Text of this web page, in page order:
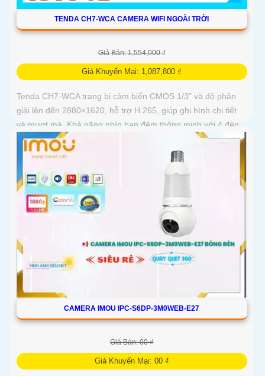
TENDA CH7-WCA CAMERA WIFI NGOÀI TRỜI
Giá Bán: 1,554,000 ₫
Giá Khuyến Mại: 1,087,800 ₫
Tenda CH7-WCA trang bị cảm biến CMOS 1/3" và độ phân
giải lên đến 2880×1620, hỗ trợ H.265, giúp ghi hình chi tiết
và mượt mà. Khả năng nhìn ban đêm thông minh với 4 đèn
hồng...
CAMERA IMOU IPC-S6DP-3M0WEB-E27
Giá Bán: 00 ₫
Giá Khuyến Mại: 00 ₫